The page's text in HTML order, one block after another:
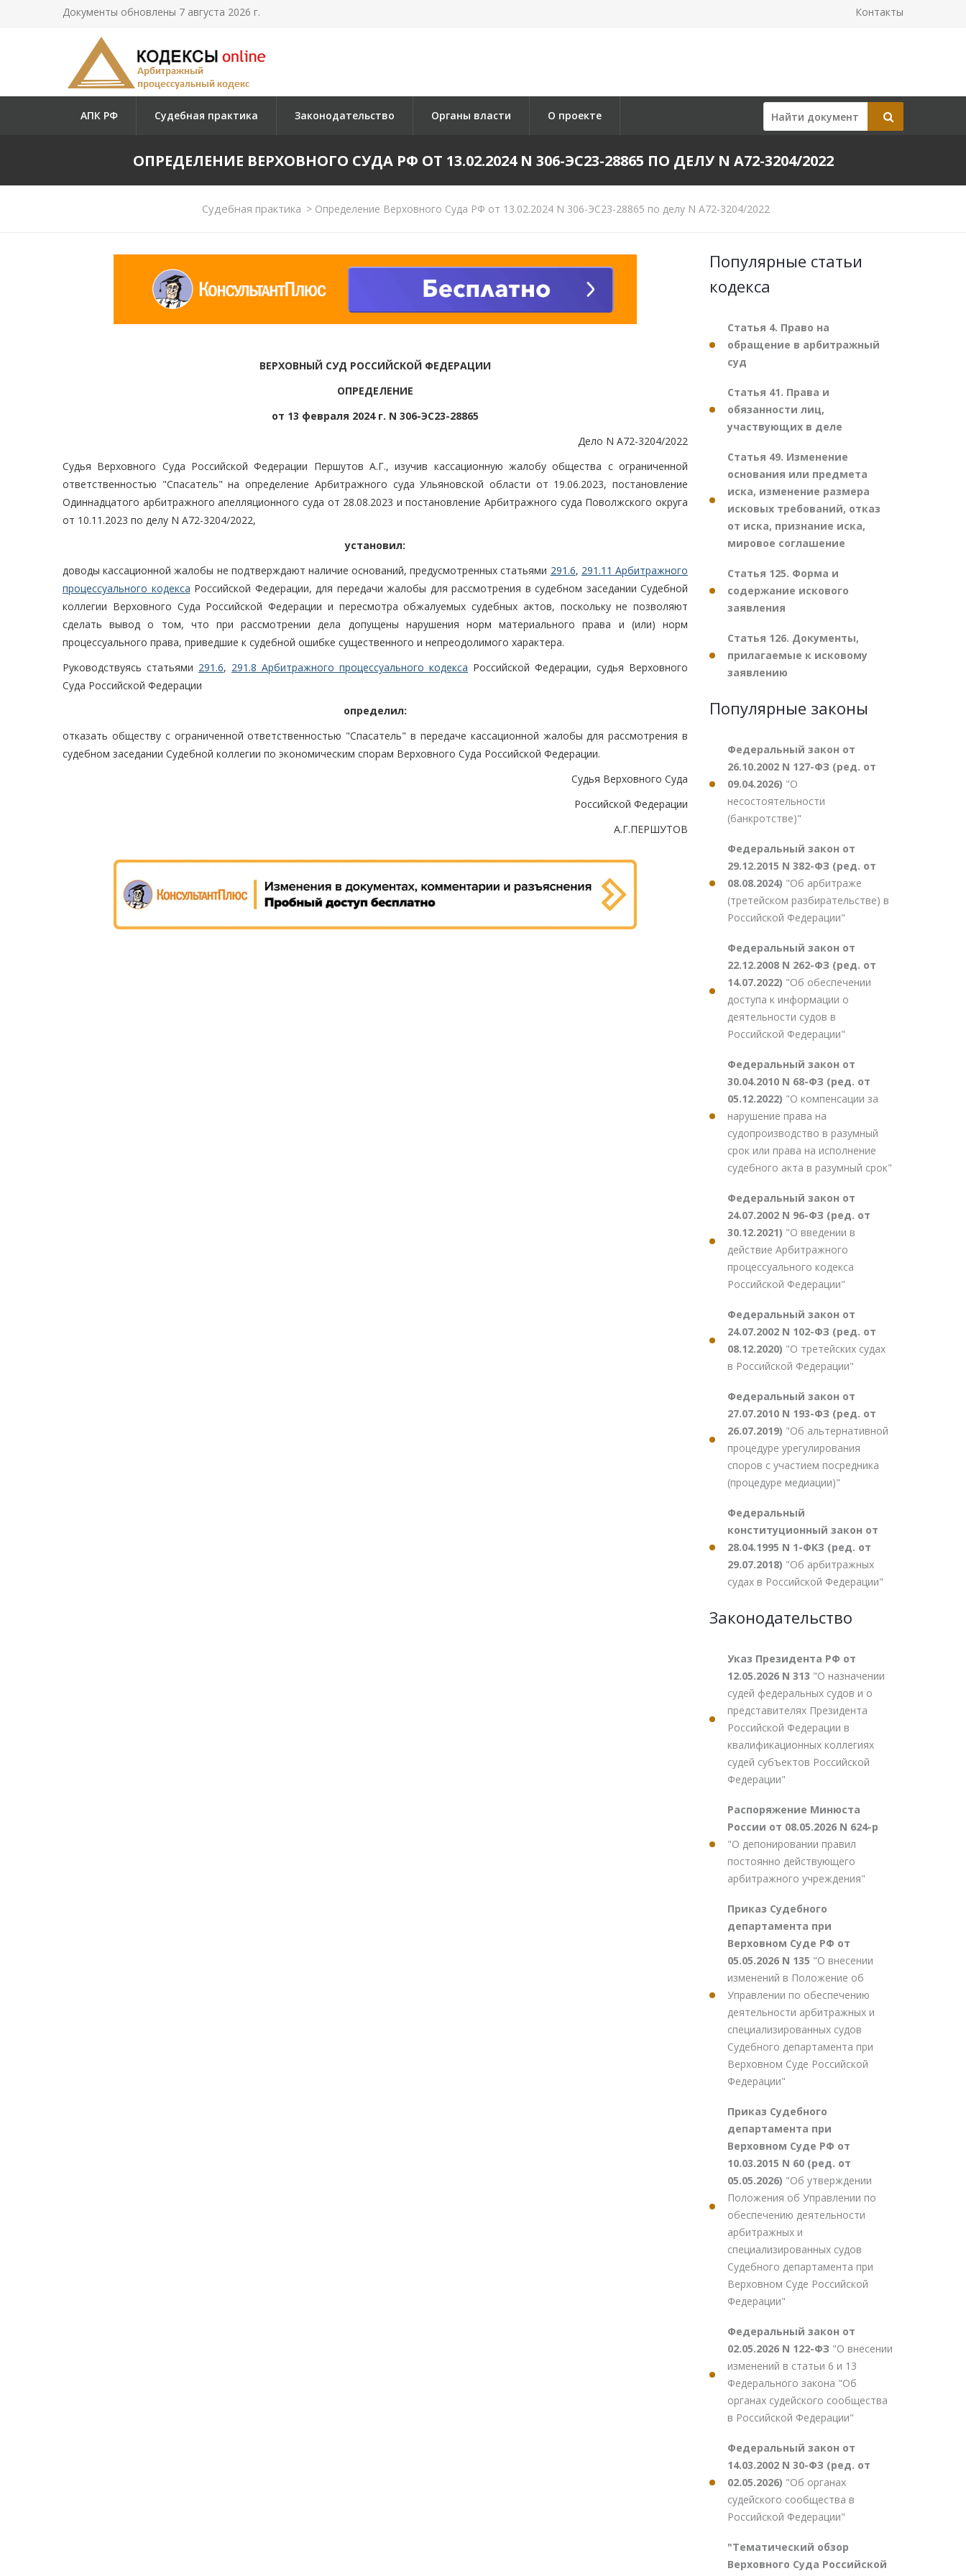
Документы обновлены 7 августа 2026 г. Контакты
АПК РФ Судебная практика Законодательство Органы власти О проекте
ОПРЕДЕЛЕНИЕ ВЕРХОВНОГО СУДА РФ ОТ 13.02.2024 N 306-ЭС23-28865 ПО ДЕЛУ N А72-3204/2022
Судебная практика >Определение Верховного Суда РФ от 13.02.2024 N 306-ЭС23-28865 по делу N А72-3204/2022
ВЕРХОВНЫЙ СУД РОССИЙСКОЙ ФЕДЕРАЦИИ
ОПРЕДЕЛЕНИЕ
от 13 февраля 2024 г. N 306-ЭС23-28865
Дело N А72-3204/2022
Судья Верховного Суда Российской Федерации Першутов А.Г., изучив кассационную жалобу общества с ограниченной
ответственностью "Спасатель" на определение Арбитражного суда Ульяновской области от 19.06.2023, постановление
Одиннадцатого арбитражного апелляционного суда от 28.08.2023 и постановление Арбитражного суда Поволжского округа
от 10.11.2023 по делу N А72-3204/2022,
установил:
доводы кассационной жалобы не подтверждают наличие оснований, предусмотренных статьями 291.6, 291.11 Арбитражного
процессуального кодекса Российской Федерации, для передачи жалобы для рассмотрения в судебном заседании Судебной
коллегии Верховного Суда Российской Федерации и пересмотра обжалуемых судебных актов, поскольку не позволяют
сделать вывод о том, что при рассмотрении дела допущены нарушения норм материального права и (или) норм
процессуального права, приведшие к судебной ошибке существенного и непреодолимого характера.
Руководствуясь статьями 291.6, 291.8 Арбитражного процессуального кодекса Российской Федерации, судья Верховного
Суда Российской Федерации
определил:
отказать обществу с ограниченной ответственностью "Спасатель" в передаче кассационной жалобы для рассмотрения в
судебном заседании Судебной коллегии по экономическим спорам Верховного Суда Российской Федерации.
Судья Верховного Суда
Российской Федерации
А.Г.ПЕРШУТОВ
Популярные статьи
кодекса
Статья 4. Право на
обращение в арбитражный
суд
Статья 41. Права и
обязанности лиц,
участвующих в деле
Статья 49. Изменение
основания или предмета
иска, изменение размера
исковых требований, отказ
от иска, признание иска,
мировое соглашение
Статья 125. Форма и
содержание искового
заявления
Статья 126. Документы,
прилагаемые к исковому
заявлению
Популярные законы
Федеральный закон от
26.10.2002 N 127-ФЗ (ред. от
09.04.2026) "О
несостоятельности
(банкротстве)"
Федеральный закон от
29.12.2015 N 382-ФЗ (ред. от
08.08.2024) "Об арбитраже
(третейском разбирательстве) в
Российской Федерации"
Федеральный закон от
22.12.2008 N 262-ФЗ (ред. от
14.07.2022) "Об обеспечении
доступа к информации о
деятельности судов в
Российской Федерации"
Федеральный закон от
30.04.2010 N 68-ФЗ (ред. от
05.12.2022) "О компенсации за
нарушение права на
судопроизводство в разумный
срок или права на исполнение
судебного акта в разумный срок"
Федеральный закон от
24.07.2002 N 96-ФЗ (ред. от
30.12.2021) "О введении в
действие Арбитражного
процессуального кодекса
Российской Федерации"
Федеральный закон от
24.07.2002 N 102-ФЗ (ред. от
08.12.2020) "О третейских судах
в Российской Федерации"
Федеральный закон от
27.07.2010 N 193-ФЗ (ред. от
26.07.2019) "Об альтернативной
процедуре урегулирования
споров с участием посредника
(процедуре медиации)"
Федеральный
конституционный закон от
28.04.1995 N 1-ФКЗ (ред. от
29.07.2018) "Об арбитражных
судах в Российской Федерации"
Законодательство
Указ Президента РФ от
12.05.2026 N 313 "О назначении
судей федеральных судов и о
представителях Президента
Российской Федерации в
квалификационных коллегиях
судей субъектов Российской
Федерации"
Распоряжение Минюста
России от 08.05.2026 N 624-р
"О депонировании правил
постоянно действующего
арбитражного учреждения"
Приказ Судебного
департамента при
Верховном Суде РФ от
05.05.2026 N 135 "О внесении
изменений в Положение об
Управлении по обеспечению
деятельности арбитражных и
специализированных судов
Судебного департамента при
Верховном Суде Российской
Федерации"
Приказ Судебного
департамента при
Верховном Суде РФ от
10.03.2015 N 60 (ред. от
05.05.2026) "Об утверждении
Положения об Управлении по
обеспечению деятельности
арбитражных и
специализированных судов
Судебного департамента при
Верховном Суде Российской
Федерации"
Федеральный закон от
02.05.2026 N 122-ФЗ "О внесении
изменений в статьи 6 и 13
Федерального закона "Об
органах судейского сообщества
в Российской Федерации"
Федеральный закон от
14.03.2002 N 30-ФЗ (ред. от
02.05.2026) "Об органах
судейского сообщества в
Российской Федерации"
"Тематический обзор
Верховного Суда Российской